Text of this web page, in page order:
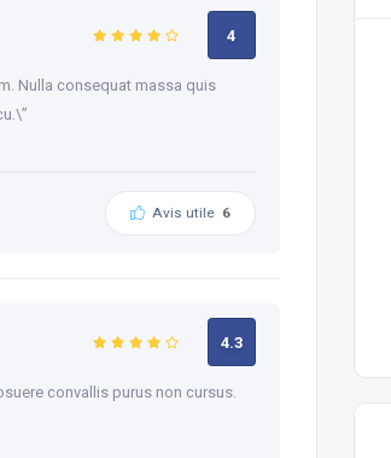
4
Nulla consequat massa quis
Avis utile 6
4.3
convallis purus non cursus.